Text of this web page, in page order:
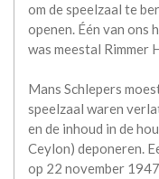
om de speelzaal te
openen. Één van ons
was meestal Rimmer
Mans Schlepers
speelzaal waren
en de inhoud in de
Ceylon) deponeren.
op 22 november